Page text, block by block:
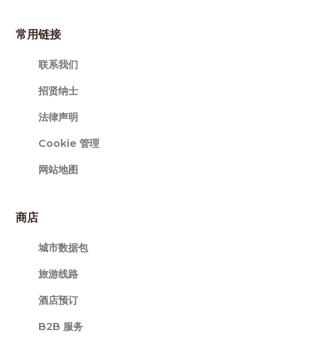
常用链接
联系我们
招贤纳士
法律声明
Cookie 管理
网站地图
商店
城市数据包
旅游线路
酒店预订
B2B 服务